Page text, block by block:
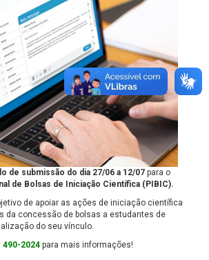
de submissão do dia 27/06 a 12/07 para o
de Bolsas de Iniciação Científica (PIBIC).
de apoiar as ações de iniciação científica
da concessão de bolsas a estudantes de
do seu vínculo.
490-2024 para mais informações!